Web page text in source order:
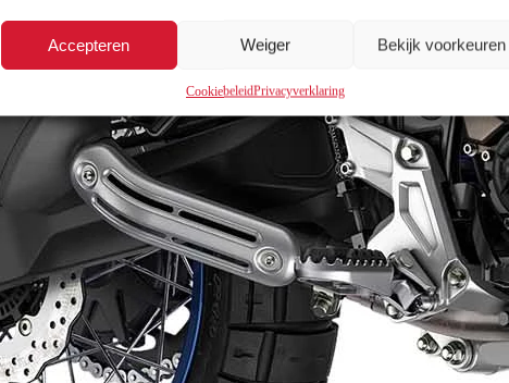
Accepteren Weiger Bekijk voorkeuren
CookiebeleidPrivacyverklaring